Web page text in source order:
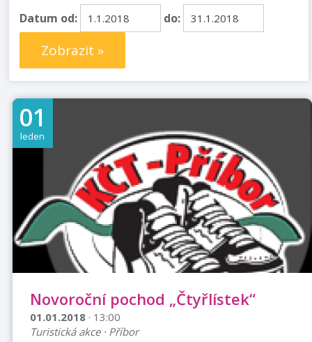
Datum od: do:
Zobrazit »
01
leden
Novoroční pochod „Čtyřlístek“
01.01.2018 · 13:00
Turistická akce · Příbor